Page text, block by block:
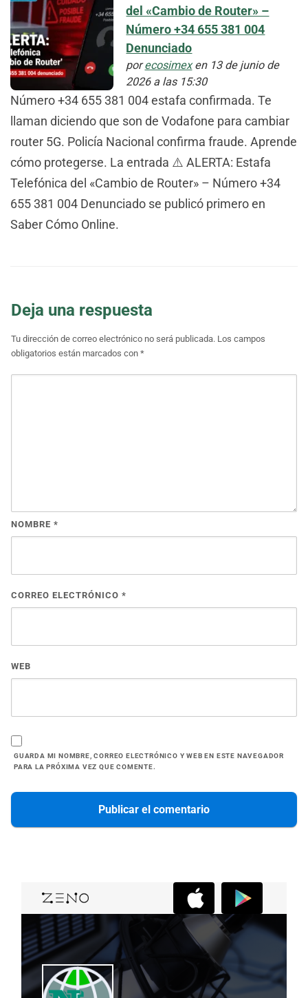
del «Cambio de Router» –
Número +34 655 381 004
Denunciado
porecosimexen 13 de junio de
2026 a las 15:30
Número +34 655 381 004 estafa confirmada. Te
llaman diciendo que son de Vodafone para cambiar
router 5G. Policía Nacional confirma fraude. Aprende
cómo protegerse. La entrada ⚠️ ALERTA: Estafa
Telefónica del «Cambio de Router» – Número +34
655 381 004 Denunciado se publicó primero en
Saber Cómo Online.
Deja una respuesta
Tu dirección de correo electrónico no será publicada. Los campos
obligatorios están marcados con *
NOMBRE *
CORREO ELECTRÓNICO *
WEB
GUARDA MI NOMBRE, CORREO ELECTRÓNICO Y WEB EN ESTE NAVEGADOR
PARA LA PRÓXIMA VEZ QUE COMENTE.